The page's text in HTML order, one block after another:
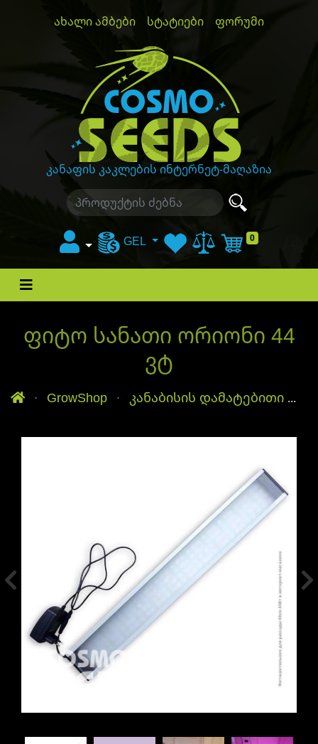
ახალი ამბები სტატიები
ფორუმი
კანაფის კაკლების ინტერნეტ-მაღაზია
GEL კალათა
0
ფიტო სანათი ორიონი 44
ვტ
მთავარიGrowShop კანაბისის დამატებითი განათება